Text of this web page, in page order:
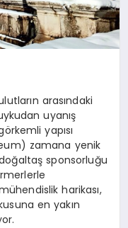
arasındaki
uyanış
yapısı
) zamana yenik
sponsorluğu
harikası,
en yakın